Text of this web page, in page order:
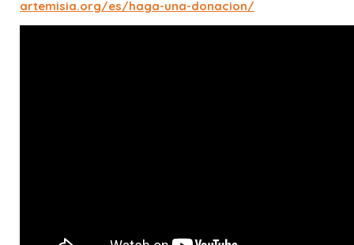
artemisia.org/es/haga-una-donacion/